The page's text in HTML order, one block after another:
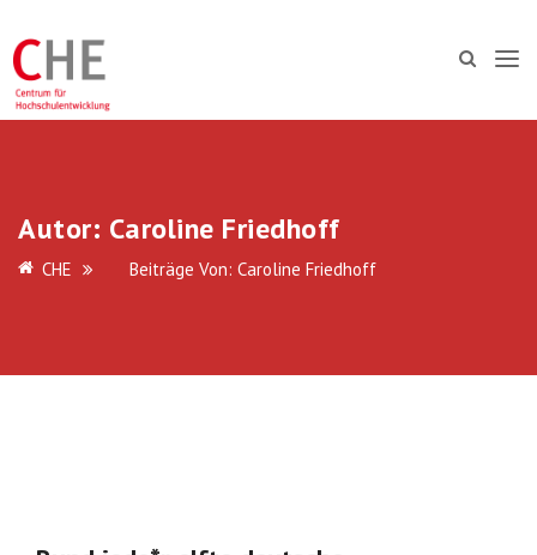
Autor: Caroline Friedhoff
CHE Beiträge Von: Caroline Friedhoff